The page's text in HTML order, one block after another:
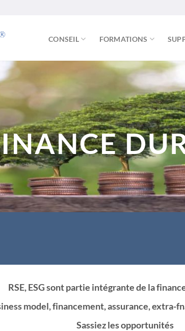
CONSEIL FORMATIONS
RSE, ESG sont partie intégrante de la
model, financement, assurance, extra-
Sassiez les opportunités